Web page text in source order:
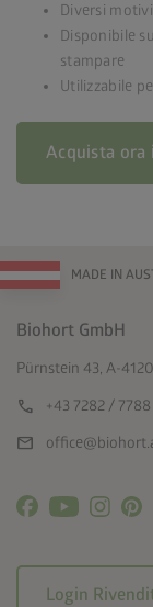
Diversi
Disponibile
stampare
Utilizzabile
Acquista ora
MADE IN
Biohort GmbH
Pürnstein 43, A-
call +43 7282 /
mail
Login